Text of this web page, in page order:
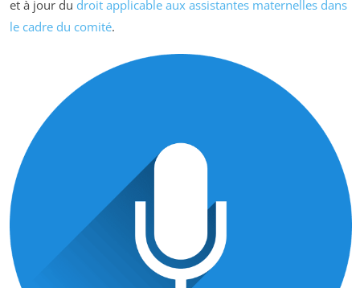
et à jour du droit applicable aux assistantes maternelles dans
le cadre du comité.